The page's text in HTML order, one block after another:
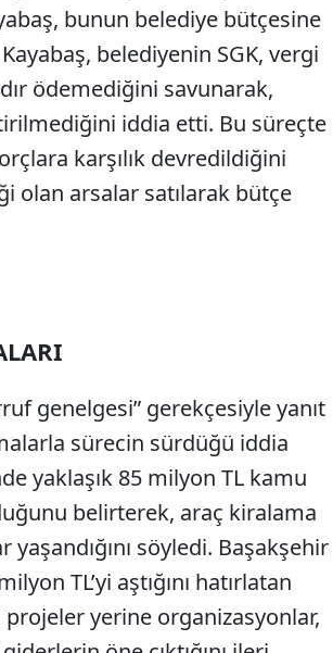
bunun belediye bütçesine
belediyenin SGK, vergi
ödemediğini savunarak,
iddia etti. Bu süreçte
karşılık devredildiğini
olan arsalar satılarak bütçe
genelgesi” gerekçesiyle yanıt
sürecin sürdüğü iddia
yaklaşık 85 milyon TL kamu
belirterek, araç kiralama
söyledi. Başakşehir
TL’yi aştığını hatırlatan
projeler yerine organizasyonlar,